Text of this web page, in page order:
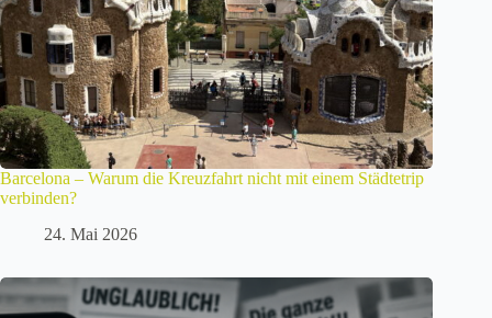
Barcelona – Warum die Kreuzfahrt nicht mit einem Städtetrip
verbinden?
24. Mai 2026